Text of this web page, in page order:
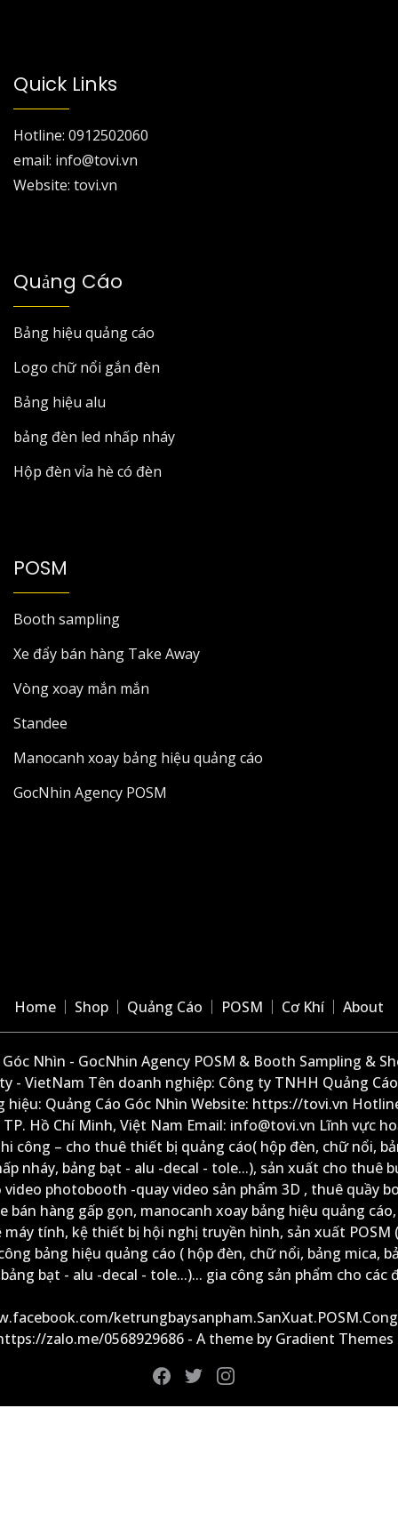
Quick Links
Hotline: 0912502060
email: info@tovi.vn
Website: tovi.vn
Quảng Cáo
Bảng hiệu quảng cáo
Logo chữ nổi gắn đèn
Bảng hiệu alu
bảng đèn led nhấp nháy
Hộp đèn vỉa hè có đèn
POSM
Booth sampling
Xe đẩy bán hàng Take Away
Vòng xoay mắn mắn
Standee
Manocanh xoay bảng hiệu quảng cáo
GocNhin Agency POSM
Home Shop Quảng Cáo POSM Cơ Khí About
Nhìn - GocNhin Agency POSM & Booth Sampling &
- VietNam Tên doanh nghiệp: Công ty TNHH Quảng
Quảng Cáo Góc Nhìn Website: https://tovi.vn
Hồ Chí Minh, Việt Nam Email: info@tovi.vn Lĩnh vực
công – cho thuê thiết bị quảng cáo( hộp đèn, chữ nổi,
nháy, bảng bạt - alu -decal - tole...), sản xuất cho thuê
photobooth -quay video sản phẩm 3D , thuê quầy
bán hàng gấp gọn, manocanh xoay bảng hiệu quảng
tính, kệ thiết bị hội nghị truyền hình, sản xuất POSM
bảng hiệu quảng cáo ( hộp đèn, chữ nổi, bảng mica,
bạt - alu -decal - tole...)... gia công sản phẩm cho các
zalo.me/0568929686 - A theme by Gradient